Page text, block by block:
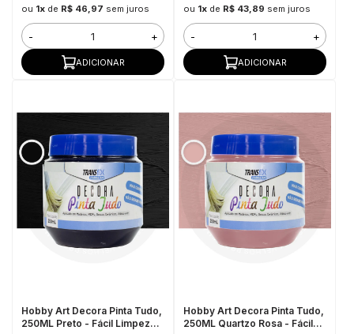
ou 1xde R$ 46,97 sem juros
- +
ADICIONAR
ou 1xde R$ 43,89 sem juros
- +
ADICIONAR
Hobby Art Decora Pinta Tudo,
250ML Preto - Fácil Limpeza,
Hobby Art Decora Pinta Tudo,
250ML Quartzo Rosa - Fácil